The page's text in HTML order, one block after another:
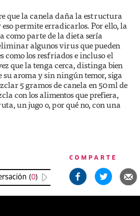
que la canela daña la estructura
eso permite erradicarlos. Por ello, la
como parte de la dieta sería
algunos virus que pueden
como los resfriados e incluso el
que la tenga cerca, distinga bien
aroma y sin ningún temor, siga
5 gramos de canela en 50ml de
con los alimentos que prefiera,
un jugo o, por qué no, con una
(0)
COMPARTE